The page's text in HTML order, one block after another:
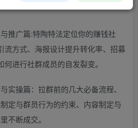
推广篇:特陶特法定位你的赚钱社
流方式、海报设计提升转化率、招募
进行社群成员的自发裂变。
实操篇：拉群前的几大必备流程、
定与群员行为的约束、内容制定与
不断成交。